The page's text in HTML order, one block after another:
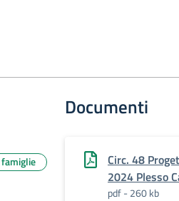
Documenti
Circ. 48
2024 Plesso
pdf - 260 kb